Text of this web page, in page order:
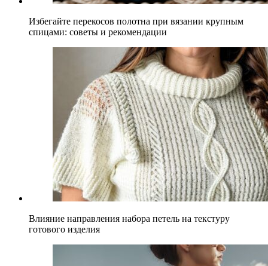
Избегайте перекосов полотна при вязании крупным
спицами: советы и рекомендации
Влияние направления набора петель на текстуру
готового изделия